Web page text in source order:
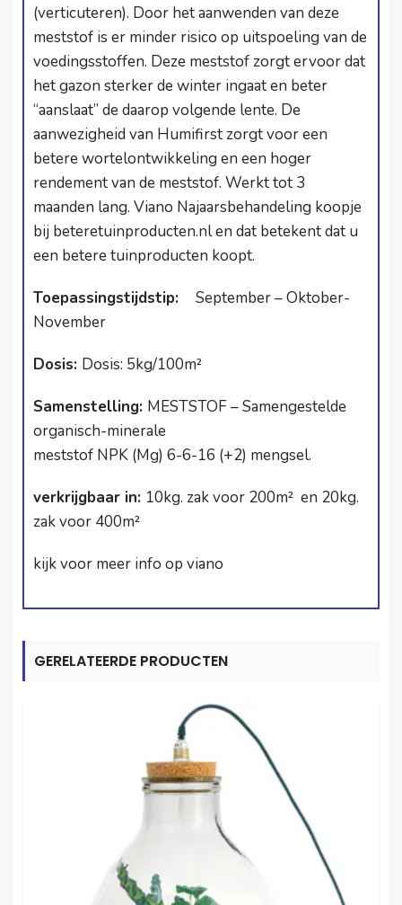
(verticuteren). Door het aanwenden van deze
meststof is er minder risico op uitspoeling van de
voedingsstoffen. Deze meststof zorgt ervoor dat
het gazon sterker de winter ingaat en beter
“aanslaat” de daarop volgende lente. De
aanwezigheid van Humifirst zorgt voor een
betere wortelontwikkeling en een hoger
rendement van de meststof. Werkt tot 3
maanden lang. Viano Najaarsbehandeling koopje
bij beteretuinproducten.nlen dat betekent dat u
een betere tuinproducten koopt.
Toepassingstijdstip:
September – Oktober-
November
Dosis: Dosis: 5kg/100m²
Samenstelling: MESTSTOF – Samengestelde
organisch­-minerale
meststof NPK (Mg) 6-6­-16 (+2) mengsel.
verkrijgbaar in: 10kg. zak voor 200m² en 20kg.
zak voor 400m²
kijk voor meer info op viano
GERELATEERDE PRODUCTEN